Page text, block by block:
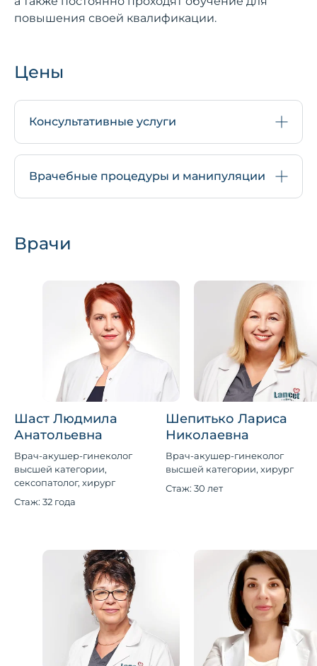
повышения своей квалификации.
Цены
Консультативные услуги
Врачебные процедуры и манипуляции
Врачи
Шаст Людмила
Анатольевна
Врач-акушер-гинеколог
высшей категории,
сексопатолог, хирург
Стаж: 32 года
Шепитько Лариса
Николаевна
Врач-акушер-гинеколог
высшей категории, хирург
Стаж: 30 лет